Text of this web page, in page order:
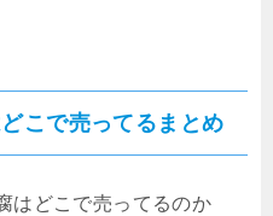
こで売ってるまとめ
はどこで売ってるのか